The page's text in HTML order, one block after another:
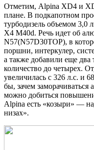
Отметим, Alpina XD4 и
плане. В подкапотном
турбодизель объемом 3,0
X4 M40d. Речь идет об
N57(N57D30TOP), в
поршни, интеркулер,
а также добавили еще два
количество до четырех.
увеличилась с 326 л.с. и
бы, зачем заморачиваться
можно добиться
Alpina есть «козыри» —
низах».